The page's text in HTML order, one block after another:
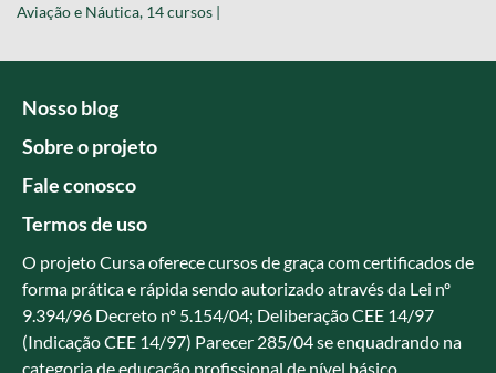
Aviação e Náutica, 14 cursos |
Nosso blog
Sobre o projeto
Fale conosco
Termos de uso
O projeto Cursa oferece cursos de graça com certificados de
forma prática e rápida sendo autorizado através da Lei nº
9.394/96 Decreto nº 5.154/04; Deliberação CEE 14/97
(Indicação CEE 14/97) Parecer 285/04 se enquadrando na
categoria de educação profissional de nível básico.